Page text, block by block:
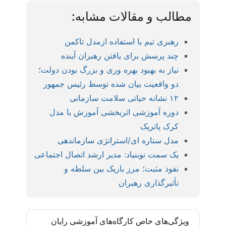
مطالب و مقالات مشابه:
رهبری تیم با استفاده ازمدل تاکمن
چند پرسش برای یافتن رهبران آینده
نیاز به بهبود بهره وری و بزرگ بودن دولت؛
دو واقعیت بیان شده توسط رئیس جمهور
۱۲ نشانه حیاتی سلامت سازمانی
دوره آموزشی اثربخشی آموزش با مدل
کرک پاتریک
مدل ستاره ای/استراتژی سازماندهی
یک سمت نوبنیاد: مدیر ارشد اتصال اجتماعی
نفوذ مثبت؛ مرز باریک بین سلطه و
تأثیرگذاری رهبران
ویژگی‌های خاص کارگاه‌های آموزشی رایان